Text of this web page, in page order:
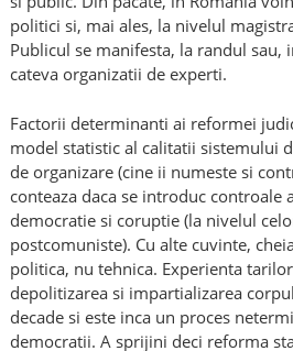
politici si, mai ales, la nivelul
Publicul se manifesta, la randul sau,
cateva organizatii de experti.
Factorii determinanti ai reformei
model statistic al calitatii sistemului
de organizare (cine ii numeste si
conteaza daca se introduc controale
democratie si coruptie (la nivelul
postcomuniste). Cu alte cuvinte,
politica, nu tehnica. Experienta
depolitizarea si impartializarea
decade si este inca un proces
democratii. A sprijini deci reforma